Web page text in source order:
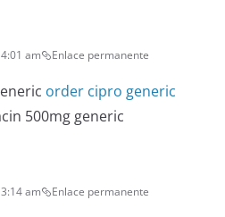
am Enlace permanente
order cipro generic
500mg generic
am Enlace permanente